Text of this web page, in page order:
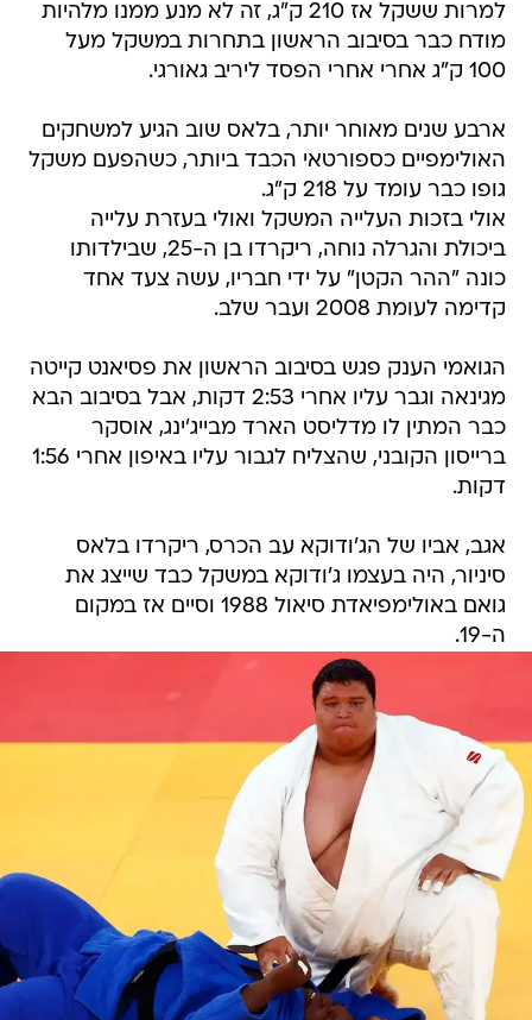
למרות ששקל אז 210 ק"ג, זה לא מנע ממנו מלהיות
מודח כבר בסיבוב הראשון בתחרות במשקל מעל
100 ק"ג אחרי אחרי הפסד ליריב גאורגי.
ארבע שנים מאוחר יותר, בלאס שוב הגיע למשחקים
האולימפיים כספורטאי הכבד ביותר, כשהפעם משקל
גופו כבר עומד על 218 ק"ג.
אולי בזכות העלייה המשקל ואולי בעזרת עלייה
ביכולת והגרלה נוחה, ריקרדו בן ה-25, שבילדותו
כונה "ההר הקטן" על ידי חבריו, עשה צעד אחד
קדימה לעומת 2008 ועבר שלב.
הגואמי הענק פגש בסיבוב הראשון את פסיאנט קייטה
מגינאה וגבר עליו אחרי 2:53 דקות, אבל בסיבוב הבא
כבר המתין לו מדליסט הארד מבייג'ינג, אוסקר
ברייסון הקובני, שהצליח לגבור עליו באיפון אחרי 1:56
דקות.
אגב, אביו של הג'ודוקא עב הכרס, ריקרדו בלאס
סיניור, היה בעצמו ג'ודוקא במשקל כבד שייצג את
גואם באולימפיאדת סיאול 1988 וסיים אז במקום
ה-19.